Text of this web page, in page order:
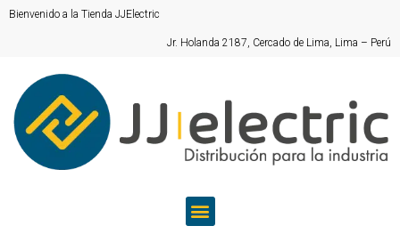
Bienvenido a la Tienda JJElectric
Jr. Holanda 2187, Cercado de Lima, Lima – Perú